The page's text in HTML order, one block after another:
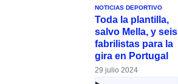
NOTICIAS DEPORTIVO
Toda la plantilla,
salvo Mella, y seis
fabrilistas para la
gira en Portugal
29 julio 2024